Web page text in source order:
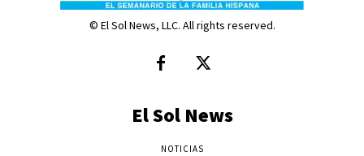
© El Sol News, LLC. All rights reserved.
El Sol News
NOTICIAS